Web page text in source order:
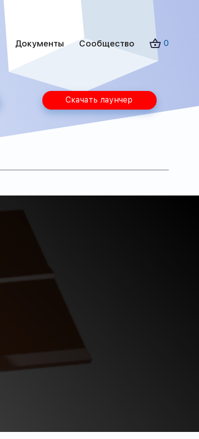
Документы Сообщество 0
Скачать лаунчер